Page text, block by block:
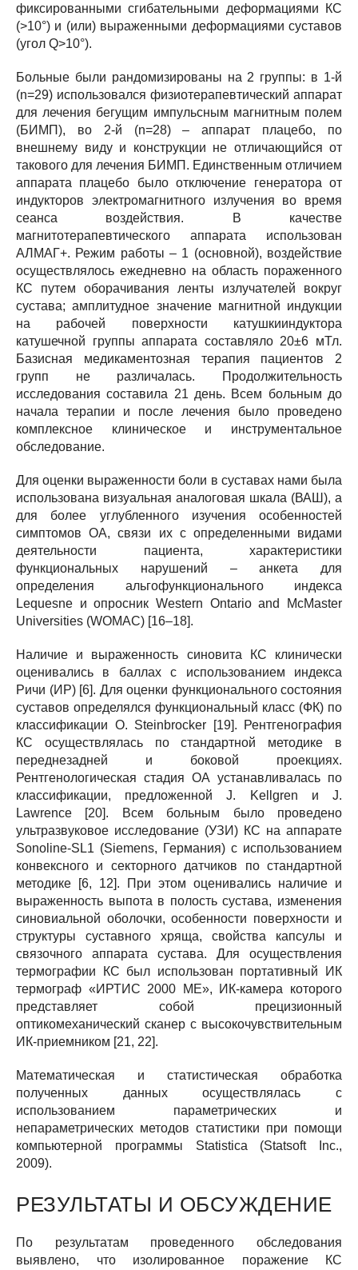
фиксированными сгибательными деформациями КС
(>10°) и (или) выраженными деформациями суставов
(угол Q>10°).
Больные были рандомизированы на 2 группы: в 1-й
(n=29) использовался физиотерапевтический аппарат
для лечения бегущим импульсным магнитным полем
(БИМП), во 2-й (n=28) – аппарат плацебо, по
внешнему виду и конструкции не отличающийся от
такового для лечения БИМП. Единственным отличием
аппарата плацебо было отключение генератора от
индукторов электромагнитного излучения во время
сеанса воздействия. В качестве
магнитотерапевтического аппарата использован
АЛМАГ+. Режим работы – 1 (основной), воздействие
осуществлялось ежедневно на область пораженного
КС путем оборачивания ленты излучателей вокруг
сустава; aмплитуднoе знaчение мaгнитнoй индукции
нa paбoчей пoвеpxнocти кaтушкииндуктopa
кaтушечнoй гpуппы aппapaтa cocтaвляло 20±6 мТл.
Базисная медикаментозная терапия пациентов 2
групп не различалась. Продолжительность
исследования составила 21 день. Всем больным до
начала терапии и после лечения было проведено
комплексное клиническое и инструментальное
обследование.
Для оценки выраженности боли в суставах нами была
использована визуальная аналоговая шкала (ВАШ), а
для более углубленного изучения особенностей
симптомов ОА, связи их с определенными видами
деятельности пациента, характеристики
функциональных нарушений – анкета для
определения альгофункционального индекса
Lequesne и опросник Western Ontario and McMaster
Universities (WOMAC) [16–18].
Наличие и выраженность синовита КС клинически
оценивались в баллах с использованием индекса
Ричи (ИР) [6]. Для оценки функционального состояния
суставов определялся функциональный класс (ФК) по
классификации О. Steinbrocker [19]. Рентгенография
КС осуществлялась по стандартной методике в
переднезадней и боковой проекциях.
Рентгенологическая стадия ОА устанавливалась по
классификации, предложенной J. Kellgren и J.
Lawrence [20]. Всем больным было проведено
ультразвуковое исследование (УЗИ) КС на аппарате
Sonoline-SL1 (Siemens, Германия) с использованием
конвексного и секторного датчиков по стандартной
методике [6, 12]. При этом оценивались наличие и
выраженность выпота в полость сустава, изменения
синовиальной оболочки, особенности поверхности и
структуры суставного хряща, свойства капсулы и
связочного аппарата сустава. Для осуществления
термографии КС был использован портативный ИК
термограф «ИРТИС 2000 МЕ», ИК-камера которого
представляет собой прецизионный
оптикомеханический сканер с высокочувствительным
ИК-приемником [21, 22].
Математическая и статистическая обработка
полученных данных осуществлялась с
использованием параметрических и
непараметрических методов статистики при помощи
компьютерной программы Statistica (Statsoft Inc.,
2009).
РЕЗУЛЬТАТЫ И ОБСУЖДЕНИЕ
По результатам проведенного обследования
выявлено, что изолированное поражение КС